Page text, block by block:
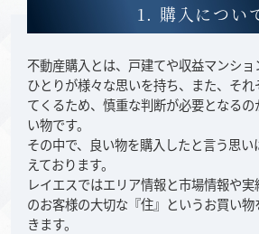
1. 購入につい
不動産購入とは、戸建てや収益マンショ
ひとりが様々な思いを持ち、また、そ
てくるため、慎重な判断が必要となる
い物です。
その中で、良い物を購入したと言う思
えております。
レイエスではエリア情報と市場情報や
のお客様の大切な『住』というお買い
きます。